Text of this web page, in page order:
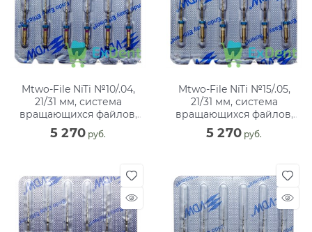
Mtwo-File NiTi №10/.04,
21/31 мм, система
вращающихся файлов,
блистер (6 шт)
5 270 руб.
Mtwo-File NiTi №15/.05,
21/31 мм, система
вращающихся файлов,
блистер (6 шт)
5 270 руб.